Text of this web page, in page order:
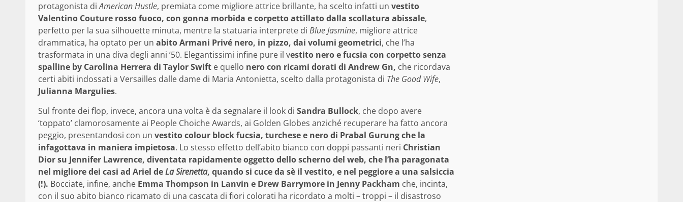
protagonista diAmerican Hustle, premiata come migliore attrice brillante, ha scelto infatti un vestito
Valentino Couture rosso fuoco, con gonna morbida e corpetto attillato dalla scollatura abissale,
perfetto per la sua silhouette minuta, mentre la statuaria interprete di Blue Jasmine, migliore attrice
drammatica, ha optato per un abito Armani Privé nero, in pizzo, dai volumi geometrici, che l’ha
trasformata in una diva degli anni ’50. Elegantissimi infine pure il vestito nero e fucsia con corpetto senza
spalline by Carolina Herrera di Taylor Swift e quello nero con ricami dorati di Andrew Gn, che ricordava
certi abiti indossati a Versailles dalle dame di Maria Antonietta, scelto dalla protagonista di The Good Wife,
Julianna Margulies.
Sul fronte dei flop, invece, ancora una volta è da segnalare il look di Sandra Bullock, che dopo avere
‘toppato’ clamorosamente ai People Choiche Awards, ai Golden Globes anziché recuperare ha fatto ancora
peggio, presentandosi con un vestito colour block fucsia, turchese e nero di Prabal Gurung che la
infagottava in maniera impietosa. Lo stesso effetto dell’abito bianco con doppi passanti neri Christian
Dior su Jennifer Lawrence, diventata rapidamente oggetto dello scherno del web, che l’ha paragonata
nel migliore dei casi ad Ariel deLa Sirenetta, quando si cuce da sè il vestito, e nel peggiore a una salsiccia
(!). Bocciate, infine, anche Emma Thompson in Lanvin e Drew Barrymore in Jenny Packham che, incinta,
con il suo abito bianco ricamato di una cascata di fiori colorati ha ricordato a molti – troppi – il disastroso